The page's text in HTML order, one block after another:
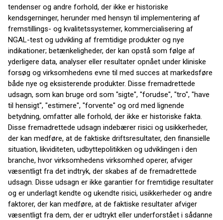
tendenser og andre forhold, der ikke er historiske
kendsgerninger, herunder med hensyn til implementering af
fremstillings- og kvalitetssystemer, kommercialisering af
NGAL-test og udvikling af fremtidige produkter og nye
indikationer; betænkeligheder, der kan opstå som følge af
yderligere data, analyser eller resultater opnået under kliniske
forsøg og virksomhedens evne til med succes at markedsføre
både nye og eksisterende produkter. Disse fremadrettede
udsagn, som kan bruge ord som "sigte", "forudse", "tro", "have
til hensigt", "estimere", "forvente" og ord med lignende
betydning, omfatter alle forhold, der ikke er historiske fakta.
Disse fremadrettede udsagn indebærer risici og usikkerheder,
der kan medføre, at de faktiske driftsresultater, den finansielle
situation, likviditeten, udbyttepolitikken og udviklingen i den
branche, hvor virksomhedens virksomhed operer, afviger
væsentligt fra det indtryk, der skabes af de fremadrettede
udsagn. Disse udsagn er ikke garantier for fremtidige resultater
og er underlagt kendte og ukendte risici, usikkerheder og andre
faktorer, der kan medføre, at de faktiske resultater afviger
væsentligt fra dem, der er udtrykt eller underforstået i sådanne